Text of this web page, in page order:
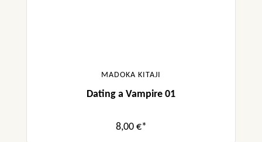
MADOKA KITAJI
Dating a Vampire 01
8,00 €*